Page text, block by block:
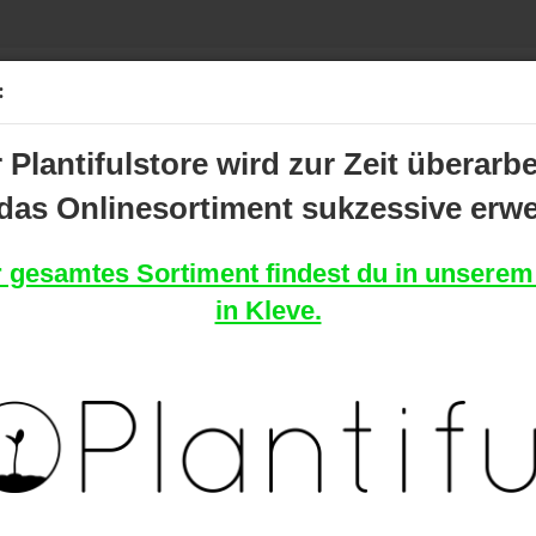
Plantifulstore wird zur Zeit
Onlinesortiment sukzessive
gesamtes Sortiment findest du in
in Kleve.
SHOP